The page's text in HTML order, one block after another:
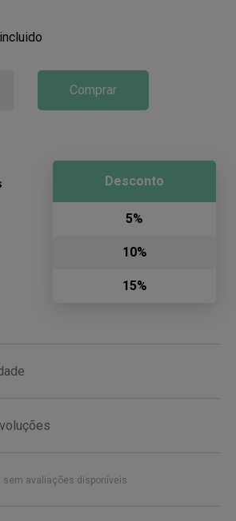
Comprar
Desconto
5%
10%
15%
sem avaliações disponíveis